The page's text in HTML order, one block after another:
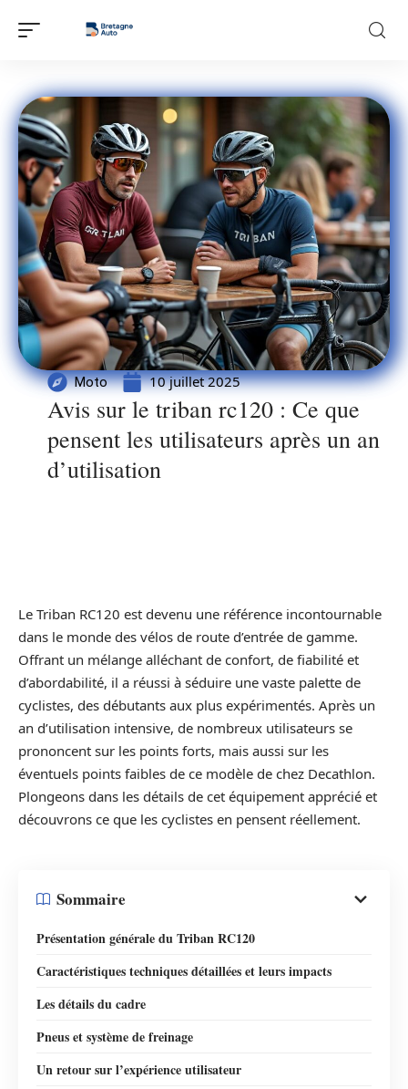
Moto 10 juillet 2025
Avis sur le triban rc120 : Ce que
pensent les utilisateurs après un an
d’utilisation
Le Triban RC120 est devenu une référence incontournable
dans le monde des vélos de route d’entrée de gamme.
Offrant un mélange alléchant de confort, de fiabilité et
d’abordabilité, il a réussi à séduire une vaste palette de
cyclistes, des débutants aux plus expérimentés. Après un
an d’utilisation intensive, de nombreux utilisateurs se
prononcent sur les points forts, mais aussi sur les
éventuels points faibles de ce modèle de chez Decathlon.
Plongeons dans les détails de cet équipement apprécié et
découvrons ce que les cyclistes en pensent réellement.
Sommaire
Présentation générale du Triban RC120
Caractéristiques techniques détaillées et leurs impacts
Les détails du cadre
Pneus et système de freinage
Un retour sur l’expérience utilisateur